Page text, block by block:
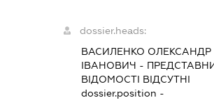
dossier.heads:
ВАСИЛЕНКО ОЛЕКСАНДР
ІВАНОВИЧ -
ВІДОМОСТІ ВІДСУТНІ
dossier.position -